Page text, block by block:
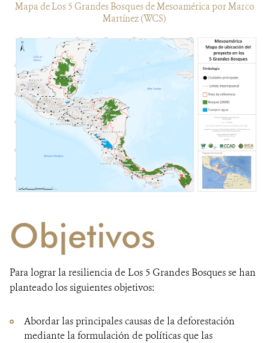
Mapa de Los 5 Grandes Bosques de Mesoamérica por Marco
Martínez (WCS)
Objetivos
Para lograr la resiliencia de Los 5 Grandes Bosques se han
planteado los siguientes objetivos:
Abordar las principales causas de la deforestación
mediante la formulación de políticas que las